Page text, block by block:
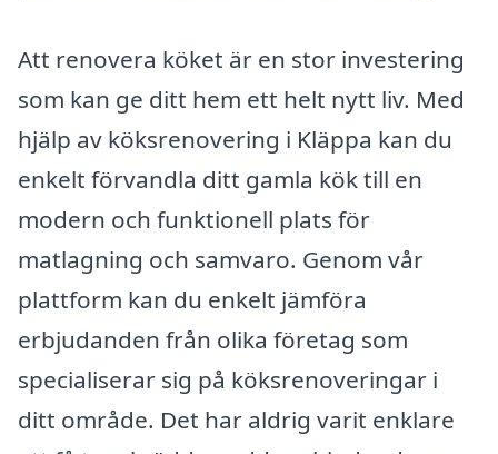
Att renovera köket är en stor investering
som kan ge ditt hem ett helt nytt liv. Med
hjälp av köksrenovering i Kläppa kan du
enkelt förvandla ditt gamla kök till en
modern och funktionell plats för
matlagning och samvaro. Genom vår
plattform kan du enkelt jämföra
erbjudanden från olika företag som
specialiserar sig på köksrenoveringar i
ditt område. Det har aldrig varit enklare